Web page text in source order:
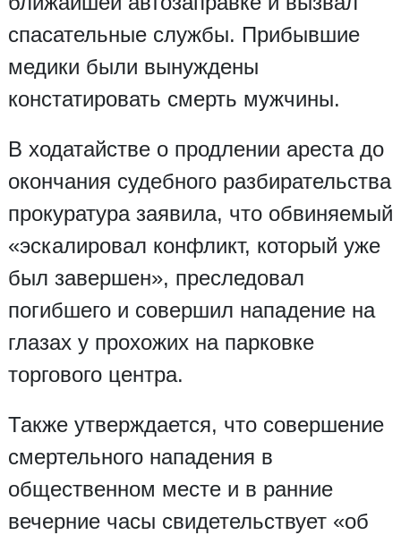
спасательные службы. Прибывшие
медики были вынуждены
констатировать смерть мужчины.
В ходатайстве о продлении ареста до
окончания судебного разбирательства
прокуратура заявила, что обвиняемый
«эскалировал конфликт, который уже
был завершен», преследовал
погибшего и совершил нападение на
глазах у прохожих на парковке
торгового центра.
Также утверждается, что совершение
смертельного нападения в
общественном месте и в ранние
вечерние часы свидетельствует «об